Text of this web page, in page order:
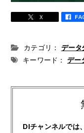
カテゴリ：
データ
キーワード：
デー
DIチャンネルでは